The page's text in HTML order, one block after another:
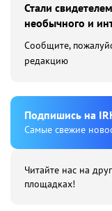
Стали
необычного и
Сообщите,
редакцию
Подпишиcь на
Cамые свежие
Читайте нас на
площадках!